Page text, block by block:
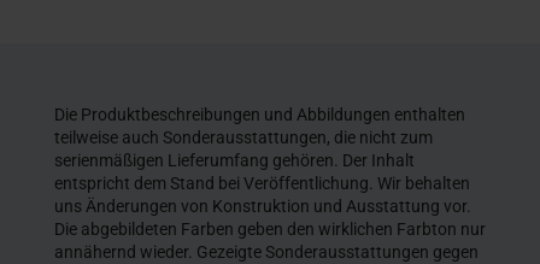
Die Produktbeschreibungen und Abbildungen enthalten
teilweise auch Sonderausstattungen, die nicht zum
serienmäßigen Lieferumfang gehören. Der Inhalt
entspricht dem Stand bei Veröffentlichung. Wir behalten
uns Änderungen von Konstruktion und Ausstattung vor.
Die abgebildeten Farben geben den wirklichen Farbton nur
annähernd wieder. Gezeigte Sonderausstattungen gegen